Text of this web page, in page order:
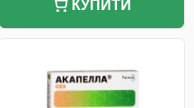
КУПИТИ